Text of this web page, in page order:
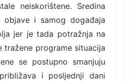
neiskorištene. Sredina
objave i samog događaja
jer je tada potražnja na
tražene programe situacija
se postupno smanjuju
i posljednji dani